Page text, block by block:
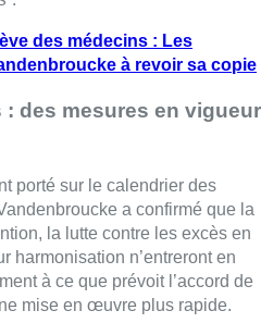
des médecins : Les
à revoir sa copie
des mesures en vigueur
porté sur le calendrier des
a confirmé que la
la lutte contre les excès en
harmonisation n’entreront en
à ce que prévoit l’accord de
mise en œuvre plus rapide.